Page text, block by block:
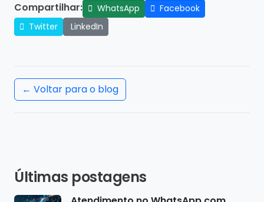
Compartilhar: WhatsApp
Facebook
Twitter
LinkedIn
← Voltar para o blog
Últimas postagens